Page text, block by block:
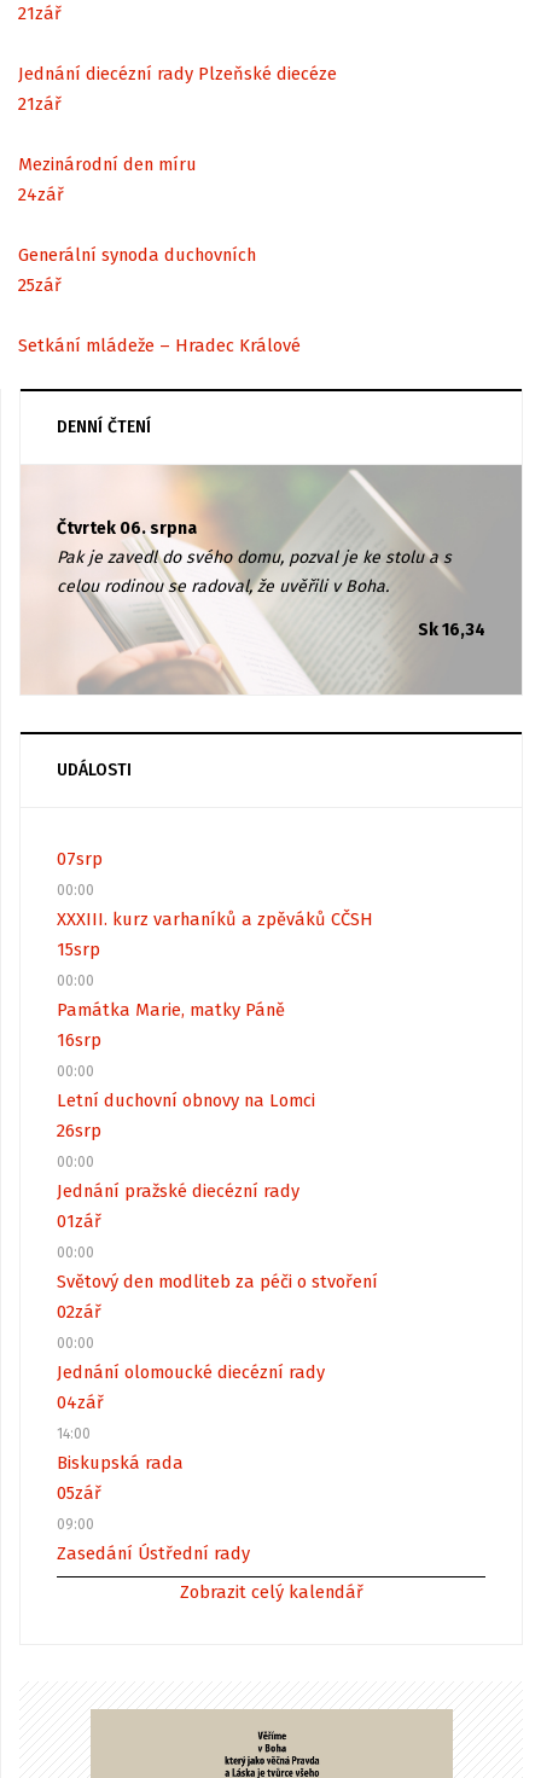
21zář
Jednání diecézní rady Plzeňské diecéze
21zář
Mezinárodní den míru
24zář
Generální synoda duchovních
25zář
Setkání mládeže – Hradec Králové
DENNÍ ČTENÍ
Čtvrtek 06. srpna
Pak je zavedl do svého domu, pozval je ke stolu a s
celou rodinou se radoval, že uvěřili v Boha.
Sk 16,34
UDÁLOSTI
07srp
00:00
XXXIII. kurz varhaníků a zpěváků CČSH
15srp
00:00
Památka Marie, matky Páně
16srp
00:00
Letní duchovní obnovy na Lomci
26srp
00:00
Jednání pražské diecézní rady
01zář
00:00
Světový den modliteb za péči o stvoření
02zář
00:00
Jednání olomoucké diecézní rady
04zář
14:00
Biskupská rada
05zář
09:00
Zasedání Ústřední rady
Zobrazit celý kalendář